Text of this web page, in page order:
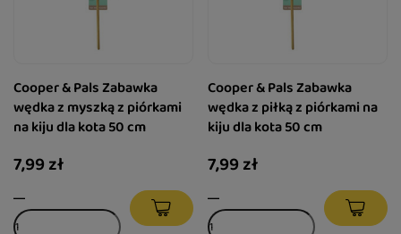
Cooper & Pals Zabawka
wędka z myszką z piórkami
na kiju dla kota 50 cm
7,99 zł
Cooper & Pals Zabawka
wędka z piłką z piórkami na
kiju dla kota 50 cm
7,99 zł